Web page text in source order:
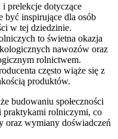
prelekcje dotyczące
być inspirujące dla osób
w tej dziedzinie.
to świetna okazja
nawozów oraz
rolnictwem.
często wiąże się z
produktów.
budowaniu społeczności
praktykami rolniczymi, co
oraz wymiany doświadczeń